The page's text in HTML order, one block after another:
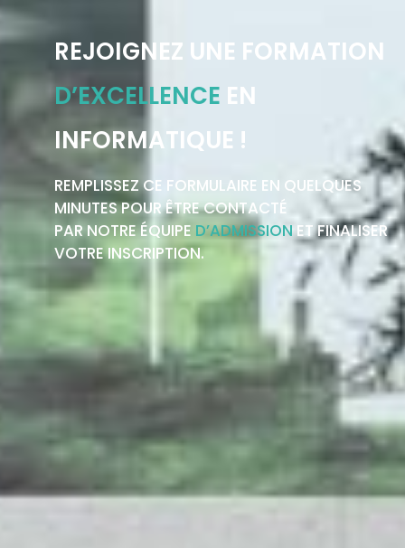
REJOIGNEZ UNE FORMATION
D’EXCELLENCE EN
INFORMATIQUE !
REMPLISSEZ CE FORMULAIRE EN QUELQUES
MINUTES POUR ÊTRE CONTACTÉ
PAR NOTRE ÉQUIPE D’ADMISSIONET FINALISER
VOTRE INSCRIPTION.